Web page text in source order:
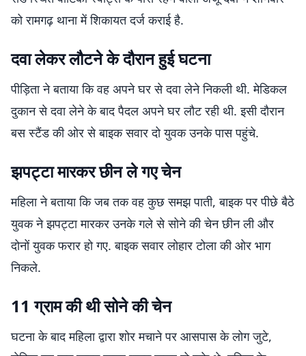
को रामगढ़ थाना में शिकायत दर्ज कराई है.
दवा लेकर लौटने के दौरान हुई घटना
पीड़िता ने बताया कि वह अपने घर से दवा लेने निकली थी. मेडिकल
दुकान से दवा लेने के बाद पैदल अपने घर लौट रही थी. इसी दौरान
बस स्टैंड की ओर से बाइक सवार दो युवक उनके पास पहुंचे.
झपट्टा मारकर छीन ले गए चेन
महिला ने बताया कि जब तक वह कुछ समझ पाती, बाइक पर पीछे बैठे
युवक ने झपट्टा मारकर उनके गले से सोने की चेन छीन ली और
दोनों युवक फरार हो गए. बाइक सवार लोहार टोला की ओर भाग
निकले.
11 ग्राम की थी सोने की चेन
घटना के बाद महिला द्वारा शोर मचाने पर आसपास के लोग जुटे,